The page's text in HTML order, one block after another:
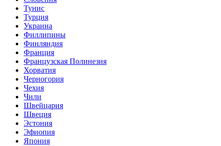
Тунис
Турция
Украина
Филлипины
Финляндия
Франция
Французская Полинезия
Хорватия
Черногория
Чехия
Чили
Швейцария
Швеция
Эстония
Эфиопия
Япония